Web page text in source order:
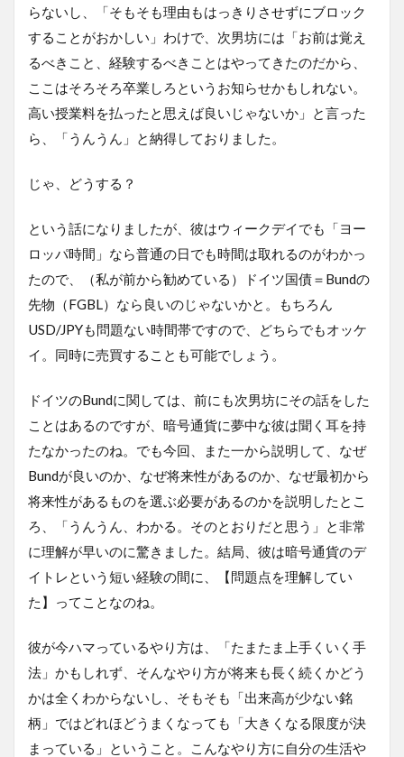
らないし、「そもそも理由もはっきりさせずにブロック
することがおかしい」わけで、次男坊には「お前は覚え
るべきこと、経験するべきことはやってきたのだから、
ここはそろそろ卒業しろというお知らせかもしれない。
高い授業料を払ったと思えば良いじゃないか」と言った
ら、「うんうん」と納得しておりました。
じゃ、どうする？
という話になりましたが、彼はウィークデイでも「ヨー
ロッパ時間」なら普通の日でも時間は取れるのがわかっ
たので、（私が前から勧めている）ドイツ国債＝Bundの
先物（FGBL）なら良いのじゃないかと。もちろん
USD/JPYも問題ない時間帯ですので、どちらでもオッケ
イ。同時に売買することも可能でしょう。
ドイツのBundに関しては、前にも次男坊にその話をした
ことはあるのですが、暗号通貨に夢中な彼は聞く耳を持
たなかったのね。でも今回、また一から説明して、なぜ
Bundが良いのか、なぜ将来性があるのか、なぜ最初から
将来性があるものを選ぶ必要があるのかを説明したとこ
ろ、「うんうん、わかる。そのとおりだと思う」と非常
に理解が早いのに驚きました。結局、彼は暗号通貨のデ
イトレという短い経験の間に、【問題点を理解してい
た】ってことなのね。
彼が今ハマっているやり方は、「たまたま上手くいく手
法」かもしれず、そんなやり方が将来も長く続くかどう
かは全くわからないし、そもそも「出来高が少ない銘
柄」ではどれほどうまくなっても「大きくなる限度が決
まっている」ということ。こんなやり方に自分の生活や